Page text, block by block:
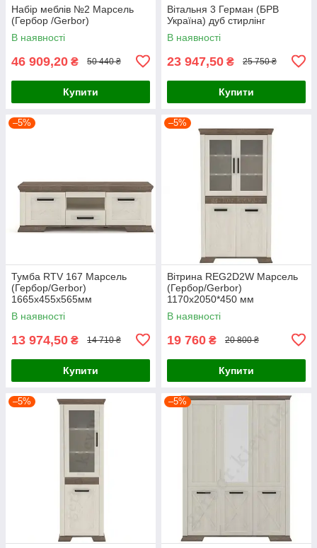
Набір меблів №2 Марсель
(Гербор /Gerbor)
В наявності
46 909,20 ₴ 50 440 ₴
Купити
Вітальня 3 Герман (БРВ
Україна) дуб стирлінг
В наявності
23 947,50 ₴ 25 750 ₴
Купити
–5%
Тумба RTV 167 Марсель
(Гербор/Gerbor)
1665х455х565мм
В наявності
13 974,50 ₴ 14 710 ₴
Купити
–5%
Вітрина REG2D2W Марсель
(Гербор/Gerbor)
1170х2050*450 мм
В наявності
19 760 ₴ 20 800 ₴
Купити
–5% –5%